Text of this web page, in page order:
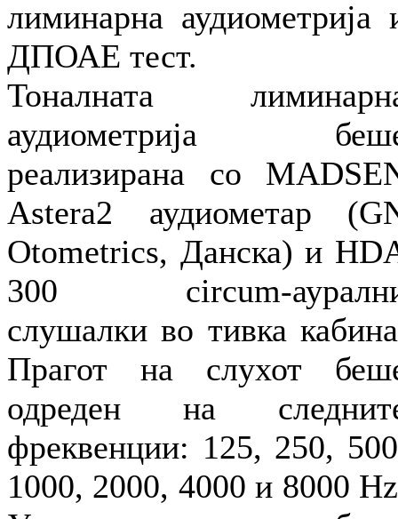
лиминарна аудиометрија
ДПОАЕ тест.
Тоналната
аудиометрија
реализирана со
Astera2 аудиометар
Otometrics, Данска) и
300 circum-
слушалки во тивка
Прагот на слухот
одреден на
фреквенции: 125, 250,
1000, 2000, 4000 и 8000